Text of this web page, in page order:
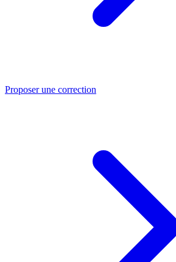
Proposer une correction